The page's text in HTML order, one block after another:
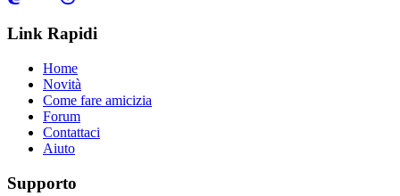
Link Rapidi
Home
Novità
Come fare amicizia
Forum
Contattaci
Aiuto
Supporto